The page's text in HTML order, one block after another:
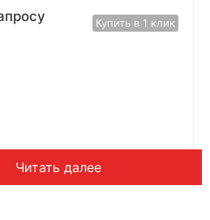
Купить в 1 клик
Читать далее